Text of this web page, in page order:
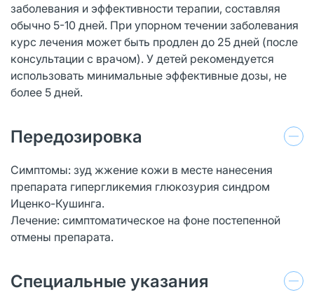
заболевания и эффективности терапии, составляя
обычно 5-10 дней. При упорном течении заболевания
курс лечения может быть продлен до 25 дней (после
консультации с врачом). У детей рекомендуется
использовать минимальные эффективные дозы, не
более 5 дней.
Передозировка
Симптомы: зуд жжение кожи в месте нанесения
препарата гипергликемия глюкозурия синдром
Иценко-Кушинга.
Лечение: симптоматическое на фоне постепенной
отмены препарата.
Специальные указания